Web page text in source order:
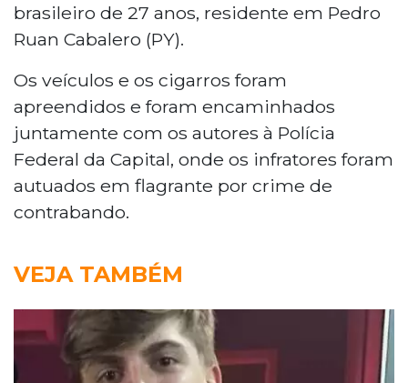
brasileiro de 27 anos, residente em Pedro
Ruan Cabalero (PY).
Os veículos e os cigarros foram
apreendidos e foram encaminhados
juntamente com os autores à Polícia
Federal da Capital, onde os infratores foram
autuados em flagrante por crime de
contrabando.
VEJA TAMBÉM